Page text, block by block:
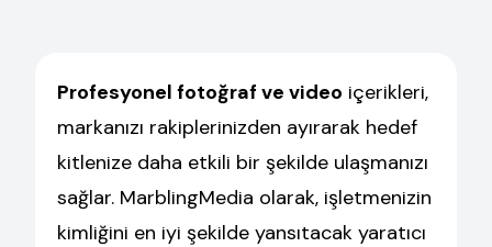
Profesyonel fotoğraf ve video içerikleri,
markanızı rakiplerinizden ayırarak hedef
kitlenize daha etkili bir şekilde ulaşmanızı
sağlar. MarblingMedia olarak, işletmenizin
kimliğini en iyi şekilde yansıtacak yaratıcı